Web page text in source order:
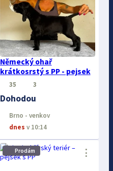
Německý ohař
krátkosrstý s PP - pejsek
35 3
Dohodou
Brno - venkov
dnes v 10:14
Prodám ⋮